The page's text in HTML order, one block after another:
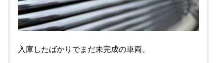
入庫したばかりでまだ未完成の車両。